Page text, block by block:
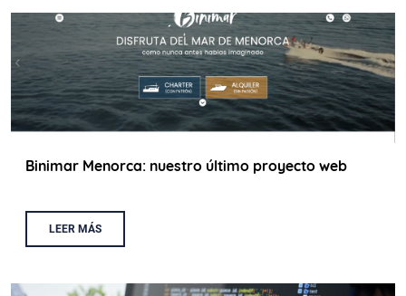
Binimar Menorca: nuestro último proyecto web
LEER MÁS